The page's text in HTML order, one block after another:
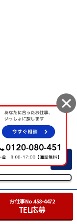
お仕事No.458-4472
TEL応募
TOP